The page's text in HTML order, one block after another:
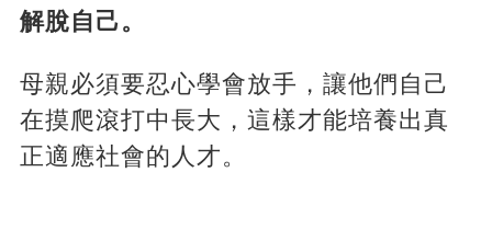
解脫自己。
母親必須要忍心學會放手，讓他們自己
在摸爬滾打中長大，這樣才能培養出真
正適應社會的人才。